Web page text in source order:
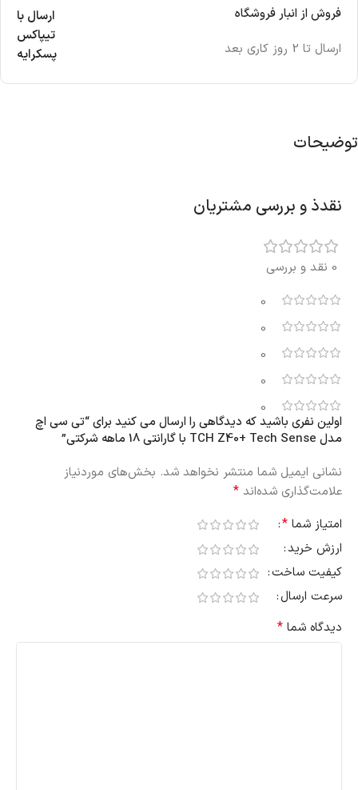
فروش از انبار فروشگاه
ارسال تا 2 روز کاری بعد
ارسال با
تیپاکس
پسکرایه
توضیحات
نقدذ و بررسی مشتریان
0 نقد و بررسی
0
0
0
0
0
اولین نفری باشید که دیدگاهی را ارسال می کنید برای “تی سی اچ
مدل TCH Z40+ Tech Sense با گارانتی 18 ماهه شرکتی”
نشانی ایمیل شما منتشر نخواهد شد. بخش‌های موردنیاز
علامت‌گذاری شده‌اند *
امتیاز شما *
ارزش خرید
کیفیت ساخت
سرعت ارسال
دیدگاه شما *